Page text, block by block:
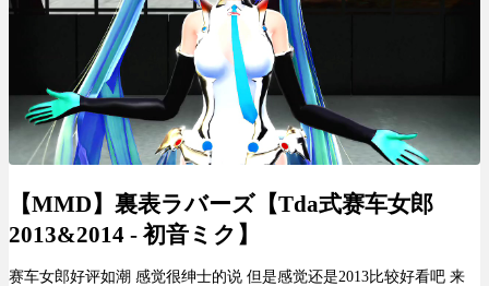
【MMD】裏表ラバーズ【Tda式赛车女郎
2013&2014 - 初音ミク】
赛车女郎好评如潮 感觉很绅士的说 但是感觉还是2013比较好看吧 来